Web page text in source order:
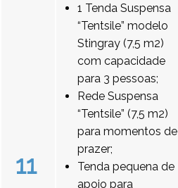
11
1 Tenda Suspensa
“Tentsile” modelo
Stingray (7,5 m2)
com capacidade
para 3 pessoas;
Rede Suspensa
“Tentsile” (7,5 m2)
para momentos de
prazer;
Tenda pequena de
apoio para